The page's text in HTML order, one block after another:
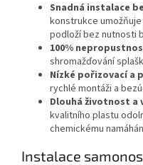
Snadná instalace
konstrukce
podloží bez nutnosti
100%
shromažďování
Nízké pořizovací a
rychlé montáži a
Dlouhá životnost a
kvalitního plastu
chemickému
Instalace